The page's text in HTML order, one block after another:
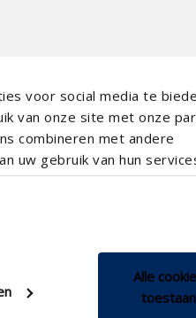
voor social media te
van onze site met onze
combineren met andere
uw gebruik van hun
Alle
toestaan